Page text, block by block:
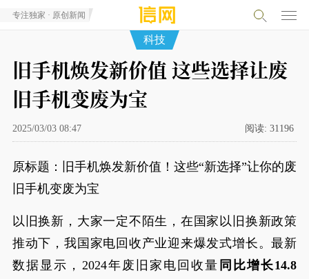
专注独家 · 原创新闻
科技
旧手机焕发新价值 这些选择让废
旧手机变废为宝
2025/03/03 08:47 阅读: 31196
原标题：旧手机焕发新价值！这些“新选择”让你的废
旧手机变废为宝
以旧换新，大家一定不陌生，在国家以旧换新政策
推动下，我国家电回收产业迎来爆发式增长。最新
数据显示，2024年废旧家电回收量 同比增长14.8